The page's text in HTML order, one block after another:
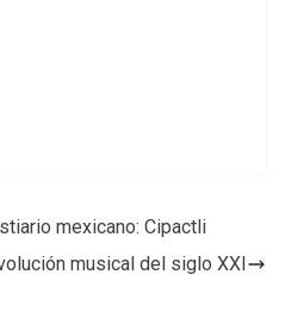
mexicano: Cipactli
musical del siglo XXI